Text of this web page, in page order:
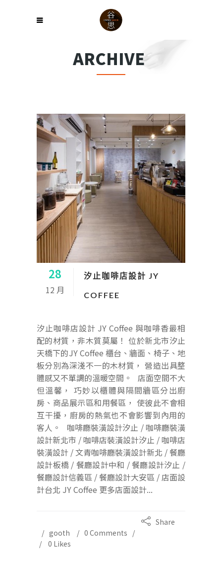
ARCHIVE
28
12 月
汐止咖啡店設計 JY
COFFEE
汐止咖啡店設計 JY Coffee 與咖啡香最相
配的材質，非木質莫屬！ 位於新北市汐止
天橋下的JY Coffee 櫃台、牆面、椅子、地
板分別為深淺不一的木材質， 營造出具整
體感又不單調的溫暖空間。 店面空間不大
但溫馨， 巧妙以櫃體與隔間牆區分出廚
房、商品展示區和用餐區， 使彼此不會相
互干擾，廚房的熱氣也不會影響到內用的
客人。 咖啡廳裝潢設計汐止 / 咖啡廳裝潢
設計新北市 / 咖啡店裝潢設計汐止 / 咖啡店
裝潢設計 / 文青咖啡廳裝潢設計新北 / 餐廳
設計板橋 / 餐廳設計中和 / 餐廳設計汐止 /
餐廳設計信義區 / 餐廳設計大安區 / 店面設
計台北 JY Coffee 更多店面設計...
gooth 0 Comments
Share
0 Likes